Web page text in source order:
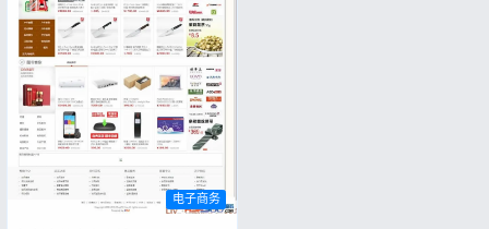
电子商务
用户协议